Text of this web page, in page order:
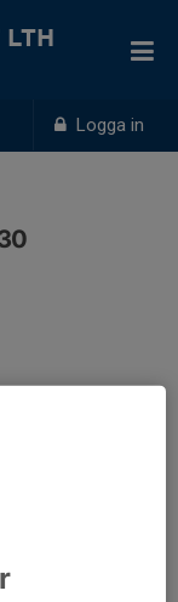
Logga in